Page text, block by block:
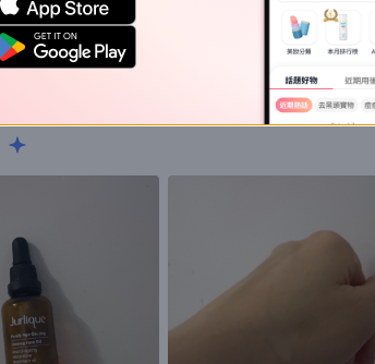
身體按魔或者臉上按魔，很大陣玫瑰味。